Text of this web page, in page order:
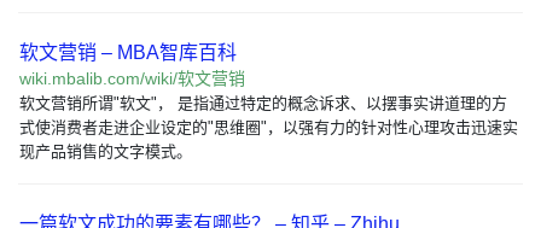
软文营销 – MBA智库百科
wiki.mbalib.com/wiki/软文营销
软文营销所谓"软文"， 是指通过特定的概念诉求、以摆事实讲道理的方
式使消费者走进企业设定的"思维圈"，以强有力的针对性心理攻击迅速实
现产品销售的文字模式。
一篇软文成功的要素有哪些？ – 知乎 – Zhihu